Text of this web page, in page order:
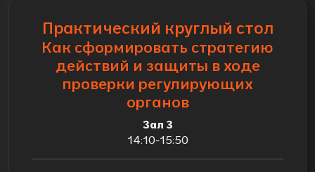
Практический круглый стол
Как сформировать стратегию
действий и защиты в ходе
проверки регулирующих
органов
Зал 3
14:10-15:50